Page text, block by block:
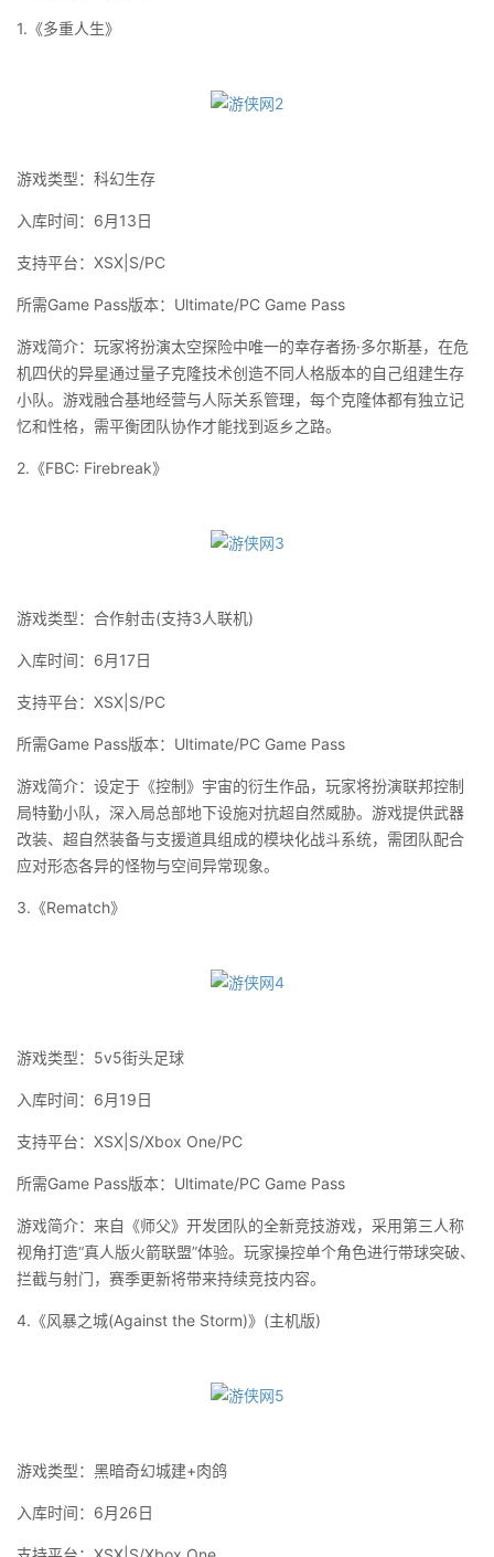
1.《多重人生》
游戏类型：科幻生存
入库时间：6月13日
支持平台：XSX|S/PC
所需Game Pass版本：Ultimate/PC Game Pass
游戏简介：玩家将扮演太空探险中唯一的幸存者扬·多尔斯基，在危
机四伏的异星通过量子克隆技术创造不同人格版本的自己组建生存
小队。游戏融合基地经营与人际关系管理，每个克隆体都有独立记
忆和性格，需平衡团队协作才能找到返乡之路。
2.《FBC: Firebreak》
游戏类型：合作射击(支持3人联机)
入库时间：6月17日
支持平台：XSX|S/PC
所需Game Pass版本：Ultimate/PC Game Pass
游戏简介：设定于《控制》宇宙的衍生作品，玩家将扮演联邦控制
局特勤小队，深入局总部地下设施对抗超自然威胁。游戏提供武器
改装、超自然装备与支援道具组成的模块化战斗系统，需团队配合
应对形态各异的怪物与空间异常现象。
3.《Rematch》
游戏类型：5v5街头足球
入库时间：6月19日
支持平台：XSX|S/Xbox One/PC
所需Game Pass版本：Ultimate/PC Game Pass
游戏简介：来自《师父》开发团队的全新竞技游戏，采用第三人称
视角打造“真人版火箭联盟”体验。玩家操控单个角色进行带球突破、
拦截与射门，赛季更新将带来持续竞技内容。
4.《风暴之城(Against the Storm)》(主机版)
游戏类型：黑暗奇幻城建+肉鸽
入库时间：6月26日